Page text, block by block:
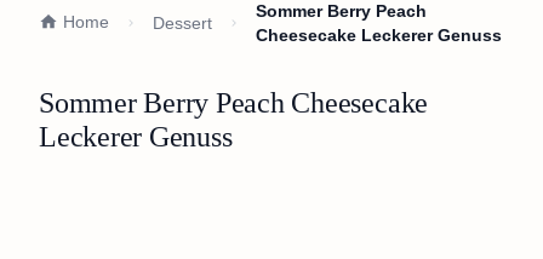
Home Dessert
Sommer Berry Peach
Cheesecake Leckerer Genuss
Sommer Berry Peach Cheesecake
Leckerer Genuss